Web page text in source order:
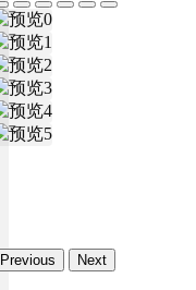
Previous Next